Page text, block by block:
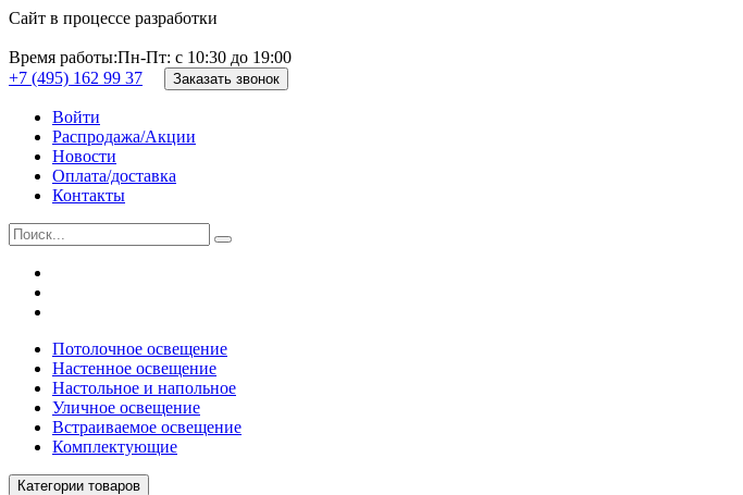
Сайт в процессе разработки
Время работы:Пн-Пт: с 10:30 до 19:00
+7 (495) 162 99 37
Заказать звонок
Войти
Распродажа/Акции
Новости
Оплата/доставка
Контакты
Потолочное освещение
Настенное освещение
Настольное и напольное
Уличное освещение
Встраиваемое освещение
Комплектующие
Категории товаров